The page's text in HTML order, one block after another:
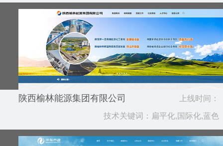
陕西榆林能源集团有限公司 上线时间：
2021.08
技术关键词：扁平化,国际化,蓝色